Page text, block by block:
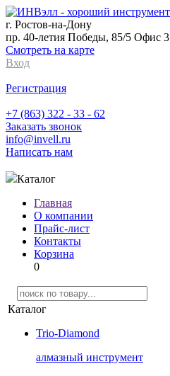
г. Ростов-на-Дону
пр. 40-летия Победы, 85/5 Офис 3
Смотреть на карте
Вход
Регистрация
+7 (863) 322 - 33 - 62
Заказать звонок
info@invell.ru
Написать нам
Каталог
Главная
О компании
Прайс-лист
Контакты
Корзина
0
Каталог
Trio-Diamond
алмазный инструмент